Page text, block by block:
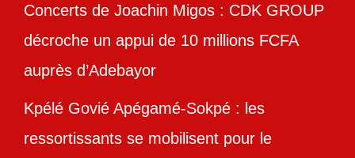
Concerts de Joachin Migos : CDK GROUP
décroche un appui de 10 millions FCFA
auprès d’Adebayor
Kpélé Govié Apégamé-Sokpé : les
ressortissants se mobilisent pour le